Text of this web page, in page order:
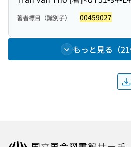
著者標目（識別子） 00459027
もっと見る（21